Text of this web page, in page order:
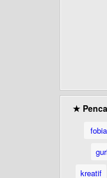
★
fobia
kreatif